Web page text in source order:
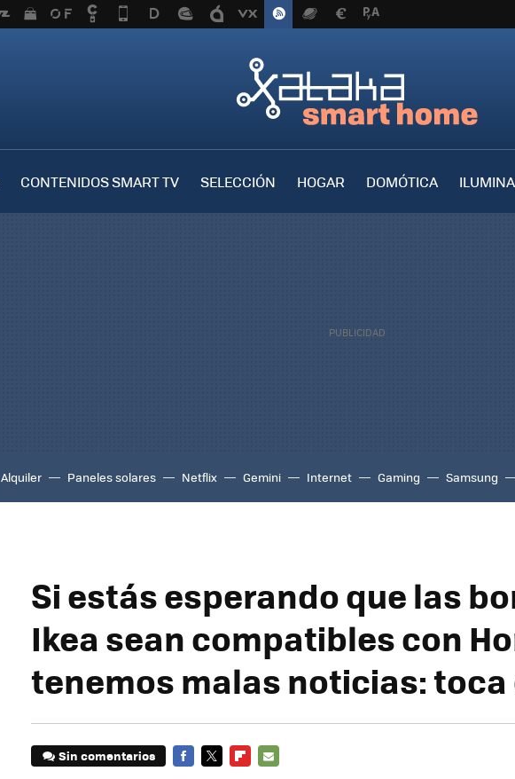
CONTENIDOS SMART TV SELECCIÓN HOGAR DOMÓTICA
Alquiler Paneles solares Netflix Gemini Internet Gaming Samsung
Si estás esperando que las
Ikea sean compatibles con
tenemos malas noticias:
Sin comentarios